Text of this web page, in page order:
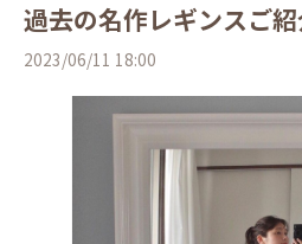
過去の名作レギンスご
2023/06/11 18:00